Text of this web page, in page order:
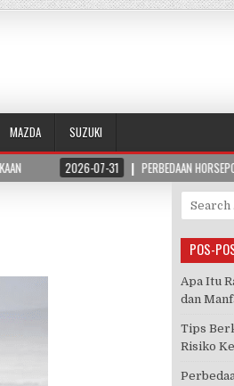
MAZDA
SUZUKI
PERBEDAAN HORSEPOWER DAN TORSI PADA
Search
for:
POS-
Apa Itu
dan
Tips
Risiko